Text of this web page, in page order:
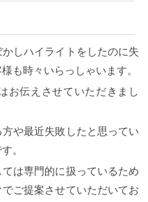
しハイライトをしたのに失
も時々いらっしゃいます。
お伝えさせていただきまし
や最近失敗したと思ってい
。
は専門的に扱っているため
ご提案させていただいてお